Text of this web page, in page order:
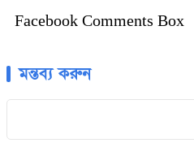
Facebook Comments Box
মন্তব্য করুন